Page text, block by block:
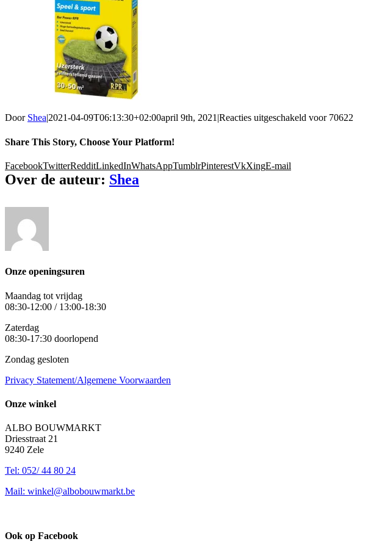
Door Shea|2021-04-09T06:13:30+02:00april 9th, 2021|Reacties uitgeschakeld voor 70622
Share This Story, Choose Your Platform!
FacebookTwitterRedditLinkedInWhatsAppTumblrPinterestVkXingE-mail
Over de auteur: Shea
Onze openingsuren
Maandag tot vrijdag
08:30-12:00 / 13:00-18:30
Zaterdag
08:30-17:30 doorlopend
Zondag gesloten
Privacy Statement/Algemene Voorwaarden
Onze winkel
ALBO BOUWMARKT
Driesstraat 21
9240 Zele
Tel: 052/ 44 80 24
Mail: winkel@albobouwmarkt.be
Ook op Facebook